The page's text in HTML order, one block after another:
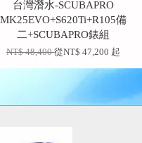
台灣潛水-SCUBAPRO
MK25EVO+S620Ti+R105備
二+SCUBAPRO錶組
NT$ 48,400從NT$ 47,200 起